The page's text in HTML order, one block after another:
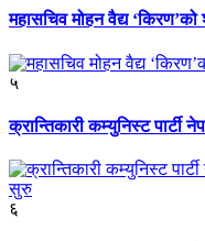
महासचिव मोहन वैद्य
५
क्रान्तिकारी कम्युनिस्ट पार्टी
६